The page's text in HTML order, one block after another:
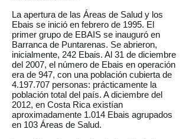
La apertura de las Áreas de Salud y los
Ebais se inició en febrero de 1995. El
primer grupo de EBAIS se inauguró en
Barranca de Puntarenas. Se abrieron,
inicialmente, 242 Ebais. Al 31 de diciembre
del 2007, el número de Ebais en operación
era de 947, con una población cubierta de
4.197.707 personas: prácticamente la
población total del país. A diciembre del
2012, en Costa Rica existían
aproximadamente 1.014 Ebais agrupados
en 103 Áreas de Salud.